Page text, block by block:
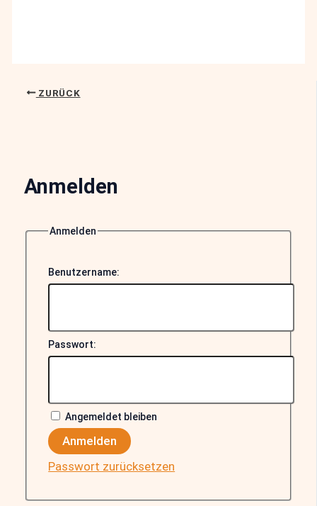
ZURÜCK
Anmelden
Anmelden
Benutzername:
Passwort:
Angemeldet bleiben
Anmelden
Passwort zurücksetzen